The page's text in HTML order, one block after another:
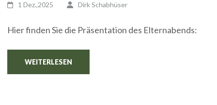
1 Dez.,2025 Dirk Schabhüser
Hier finden Sie die Präsentation des Elternabends:
WEITERLESEN